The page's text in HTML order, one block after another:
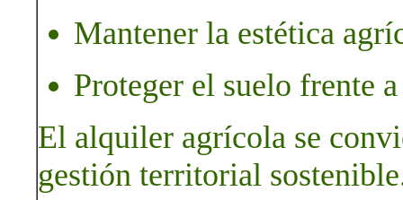
Mantener la estética
Proteger el suelo frente
El alquiler agrícola se
gestión territorial